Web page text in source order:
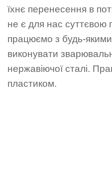
їхнє перенесення в
не є для нас
працюємо з будь-
виконувати
нержавіючої сталі.
пластиком.